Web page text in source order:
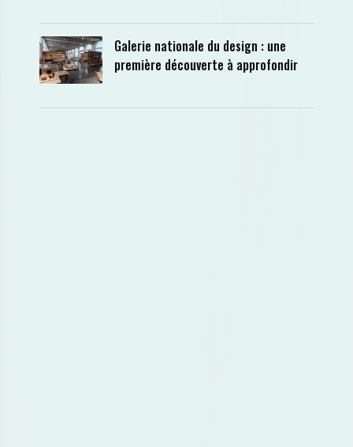
Galerie nationale du design : une
première découverte à approfondir